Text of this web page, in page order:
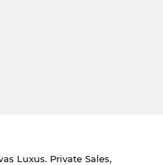
Luxus. Private Sales,